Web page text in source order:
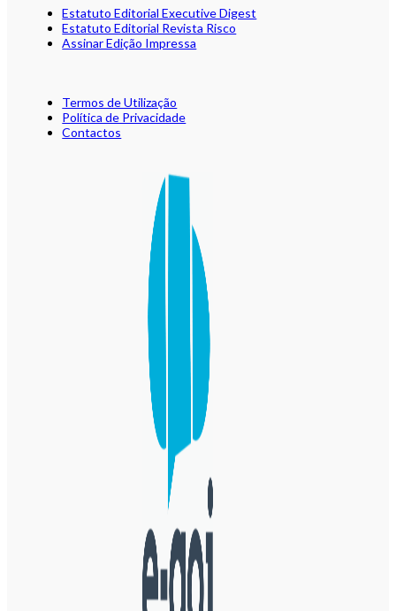
Estatuto Editorial Executive Digest
Estatuto Editorial Revista Risco
Assinar Edição Impressa
Termos de Utilização
Política de Privacidade
Contactos